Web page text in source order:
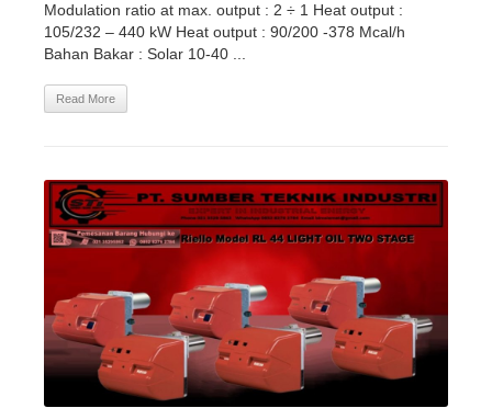
Modulation ratio at max. output : 2 ÷ 1 Heat output :
105/232 – 440 kW Heat output : 90/200 -378 Mcal/h
Bahan Bakar : Solar 10-40 ...
Read More